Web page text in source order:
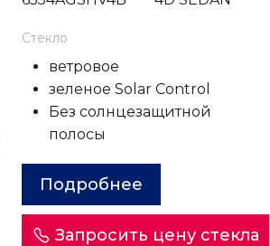
Стекло
ветровое
зеленое Solar Control
Без солнцезащитной
полосы
Подробнее
Запросить цену стекла